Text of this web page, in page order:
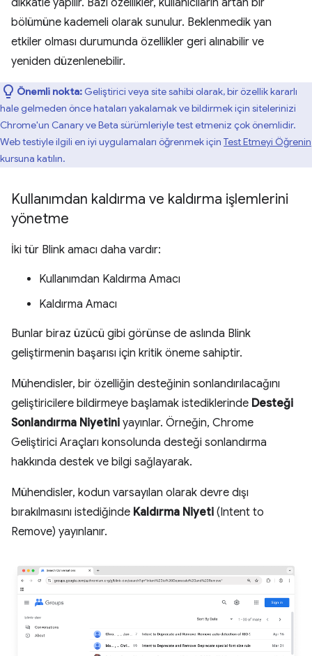
dikkatle yapılır. Bazı özellikler, kullanıcıların artan bir
bölümüne kademeli olarak sunulur. Beklenmedik yan
etkiler olması durumunda özellikler geri alınabilir ve
yeniden düzenlenebilir.
Önemli nokta: Geliştirici veya site sahibi olarak, bir özellik kararlı
hale gelmeden önce hataları yakalamak ve bildirmek için sitelerinizi
Chrome'un Canary ve Beta sürümleriyle test etmeniz çok önemlidir.
Web testiyle ilgili en iyi uygulamaları öğrenmek için Test Etmeyi Öğrenin
kursuna katılın.
Kullanımdan kaldırma ve kaldırma işlemlerini
yönetme
İki tür Blink amacı daha vardır:
Kullanımdan Kaldırma Amacı
Kaldırma Amacı
Bunlar biraz üzücü gibi görünse de aslında Blink
geliştirmenin başarısı için kritik öneme sahiptir.
Mühendisler, bir özelliğin desteğinin sonlandırılacağını
geliştiricilere bildirmeye başlamak istediklerinde Desteği
Sonlandırma Niyetini yayınlar. Örneğin, Chrome
Geliştirici Araçları konsolunda desteği sonlandırma
hakkında destek ve bilgi sağlayarak.
Mühendisler, kodun varsayılan olarak devre dışı
bırakılmasını istediğinde Kaldırma Niyeti (Intent to
Remove) yayınlanır.